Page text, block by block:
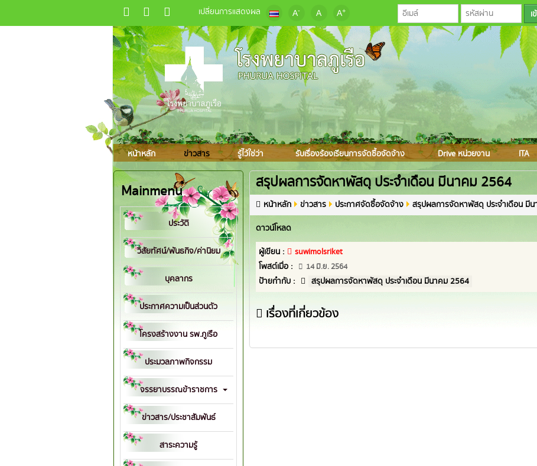
เปลี่ยนการแสดงผล A- A A+
หน้าหลัก ข่าวสาร รู้ไว้ใช่ว่า รับเรื่องร้องเรียนการจัดซื้อจัดจ้าง Drive หน่วยงาน ITA
สรุปผลการจัดหาพัสดุ ประจำเดือน มีนาคม 2564
หน้าหลัก ข่าวสาร ประกาศจัดซื้อจัดจ้าง
สรุปผลการจัดหาพัสดุ ประจำเดือน มี
ดาวน์โหลด
ผู้เขียน :
suwimolsriket
โพสต์เมื่อ :
14 มิ.ย. 2564
ป้ายกำกับ : สรุปผลการจัดหาพัสดุ ประจำเดือน มีนาคม 2564
เรื่องที่เกี่ยวข้อง
Mainmenu
ประวัติ
วิสัยทัศน์/พันธกิจ/ค่านิยม
บุคลากร
ประกาศความเป็นส่วนตัว
โครงสร้างงาน รพ.ภูเรือ
ประมวลภาพกิจกรรม
จรรยาบรรณข้าราชการ
ข่าวสาร/ประชาสัมพันธ์
สาระความรู้